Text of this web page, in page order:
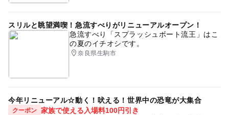
スリルと眺望満喫！急流すべりがリニューアルオープン！
急流すべり「スプラッシュボート流王」はこ
の夏のイチオシです。
奈良県生駒市
今年リニューアル☆動く！吠える！世界中の恐竜が大集合
クーポン 家族で使える入場料100円引き